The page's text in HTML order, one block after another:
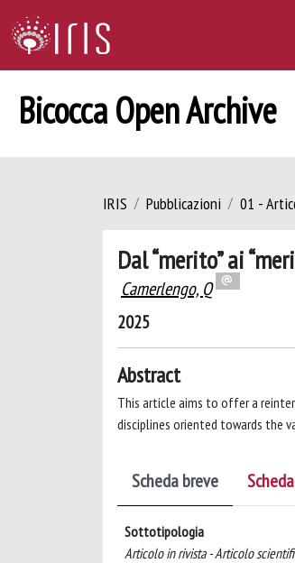
Bicocca Open Archive
IRIS Pubblicazioni 01 -
Dal “merito” ai
Camerlengo, Q
2025
Abstract
This article aims to offer a
disciplines oriented towards the
Scheda breve
Sottotipologia
Articolo in rivista - Articolo